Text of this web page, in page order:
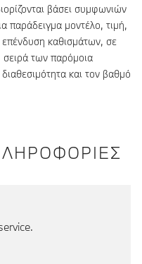
βάσει συμφωνιών
παράδειγμα μοντέλο, τιμή,
καθισμάτων, σε
των παρόμοια
και τον βαθμό